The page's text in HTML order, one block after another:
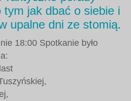
jak dbać o siebie i
upalne dni ze stomią.
18:00 Spotkanie było